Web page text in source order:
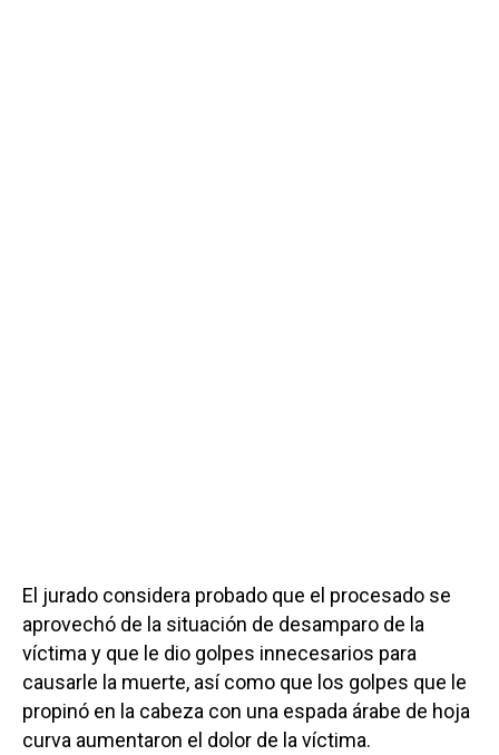
El jurado considera probado que el procesado se
aprovechó de la situación de desamparo de la
víctima y que le dio golpes innecesarios para
causarle la muerte, así como que los golpes que le
propinó en la cabeza con una espada árabe de hoja
curva aumentaron el dolor de la víctima.